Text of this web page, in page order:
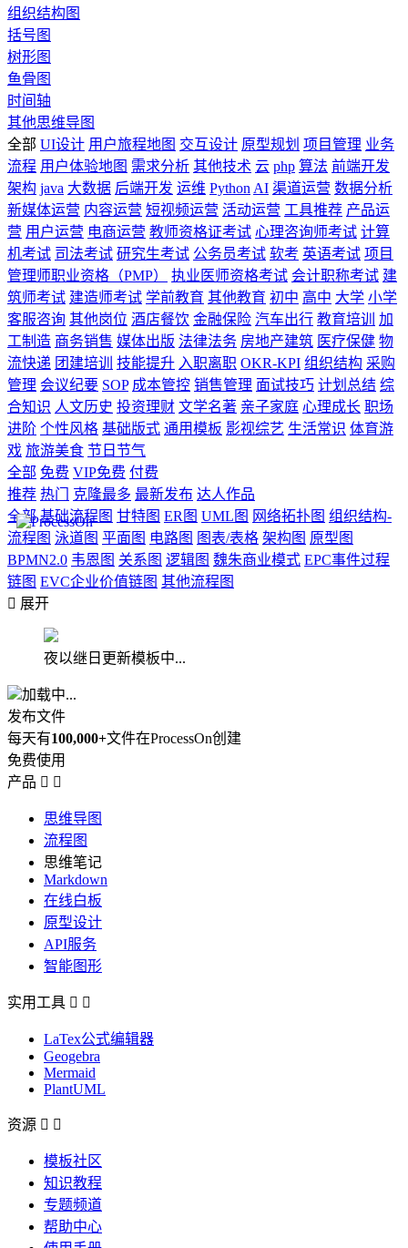
组织结构图
括号图
树形图
鱼骨图
时间轴
其他思维导图
全部 UI设计 用户旅程地图 交互设计 原型规划 项目管理 业务
流程 用户体验地图 需求分析 其他技术 云 php 算法 前端开发
架构 java 大数据 后端开发 运维 Python AI 渠道运营 数据分析
新媒体运营 内容运营 短视频运营 活动运营 工具推荐 产品运
营 用户运营 电商运营 教师资格证考试 心理咨询师考试 计算
机考试 司法考试 研究生考试 公务员考试 软考 英语考试 项目
管理师职业资格（PMP）
执业医师资格考试 会计职称考试 建
筑师考试 建造师考试 学前教育 其他教育 初中 高中 大学 小学
客服咨询 其他岗位 酒店餐饮 金融保险 汽车出行 教育培训
加
工制造 商务销售 媒体出版 法律法务 房地产建筑 医疗保健 物
流快递 团建培训 技能提升 入职离职 OKR-KPI 组织结构 采购
管理 会议纪要 SOP 成本管控 销售管理 面试技巧 计划总结 综
合知识 人文历史 投资理财 文学名著 亲子家庭 心理成长 职场
进阶 个性风格 基础版式 通用模板 影视综艺 生活常识 体育游
戏 旅游美食 节日节气
全部 免费 VIP免费 付费
推荐 热门 克隆最多 最新发布 达人作品
全部 基础流程图 甘特图 ER图 UML图 网络拓扑图 组织结构-
流程图 泳道图 平面图 电路图 图表/表格 架构图 原型图
BPMN2.0 韦恩图 关系图 逻辑图 魏朱商业模式 EPC事件过程
链图 EVC企业价值链图 其他流程图
 展开
夜以继日更新模板中...
加载中...
发布文件
每天有100,000+文件在ProcessOn创建
免费使用
产品  
思维导图
流程图
思维笔记
Markdown
在线白板
原型设计
API服务
智能图形
实用工具  
LaTex公式编辑器
Geogebra
Mermaid
PlantUML
资源  
模板社区
知识教程
专题频道
帮助中心